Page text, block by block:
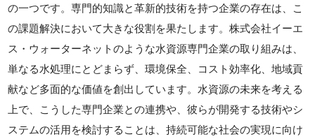
の一つです。専門的知識と革新的技術を持つ企業の存在は、こ
の課題解決において大きな役割を果たします。株式会社イーエ
ス・ウォーターネットのような水資源専門企業の取り組みは、
単なる水処理にとどまらず、環境保全、コスト効率化、地域貢
献など多面的な価値を創出しています。水資源の未来を考える
上で、こうした専門企業との連携や、彼らが開発する技術やシ
ステムの活用を検討することは、持続可能な社会の実現に向け